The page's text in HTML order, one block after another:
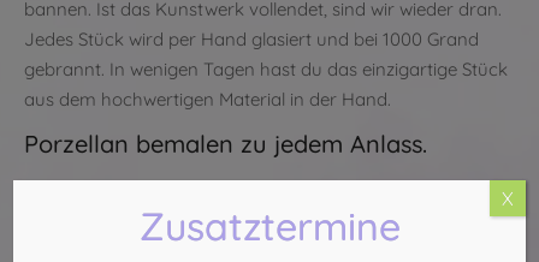
bannen. Ist das Kunstwerk vollendet, sind wir wieder dran.
Jedes Stück wird per Hand glasiert und bei 1000 Grand
gebrannt. In wenigen Tagen hast du das einzigartige Stück
aus dem hochwertigen Material in der Hand.
Porzellan bemalen zu jedem Anlass.
einem Junggesellinenabschied, Firmenfeier oder einem
Geburtstag, ob als Geschenk oder einfach mal so für sich
Zusatztermine
X